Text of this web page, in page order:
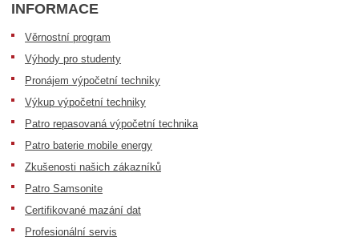
INFORMACE
Věrnostní program
Výhody pro studenty
Pronájem výpočetní techniky
Výkup výpočetní techniky
Patro repasovaná výpočetní technika
Patro baterie mobile energy
Zkušenosti našich zákazníků
Patro Samsonite
Certifikované mazání dat
Profesionální servis